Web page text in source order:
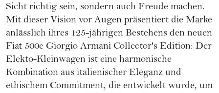
Sicht richtig sein, sondern auch Freude machen.
Mit dieser Vision vor Augen präsentiert die Marke
anlässlich ihres 125-jährigen Bestehens den neuen
Fiat 500e Giorgio Armani Collector's Edition: Der
Elekto-Kleinwagen ist eine harmonische
Kombination aus italienischer Eleganz und
ethischem Commitment, die entwickelt wurde, um